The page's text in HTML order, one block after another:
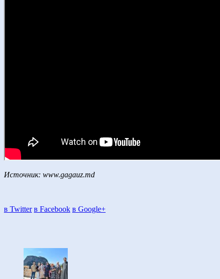
Источник: www.gagauz.md
в Twitter в Facebook в Google+